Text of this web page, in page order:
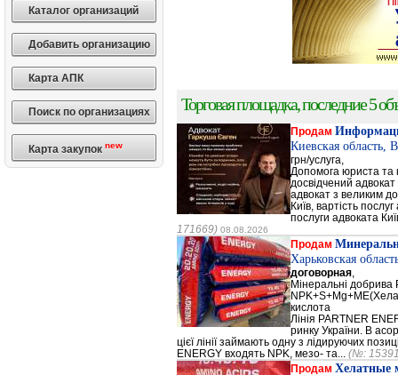
Каталог организаций
Добавить организацию
Карта АПК
Поиск по организациях
Карта закупок new
Торговая площадка, последние 5
Продам
Киевская область,
грн/услуга,
Допомога юриста та
досвідчений
адвокат з великим
Київ, вартість
послуги адвоката
171669) 08.08.2026
Продам
Харьковская
договорная
Мінеральні добрива
кислота
Лінія PARTNER
ринку України. В
цієї лінії займають одну з лідируючих
ENERGY входять NPK, мезо- та... (№:
Продам Хелатные